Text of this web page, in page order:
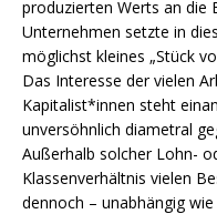
produzierten Werts an die
Unternehmen setzte in
möglichst kleines „Stück
Das Interesse der vielen
Kapitalist*innen steht
unversöhnlich diametral
Außerhalb solcher Lohn-
Klassenverhältnis vielen
dennoch – unabhängig